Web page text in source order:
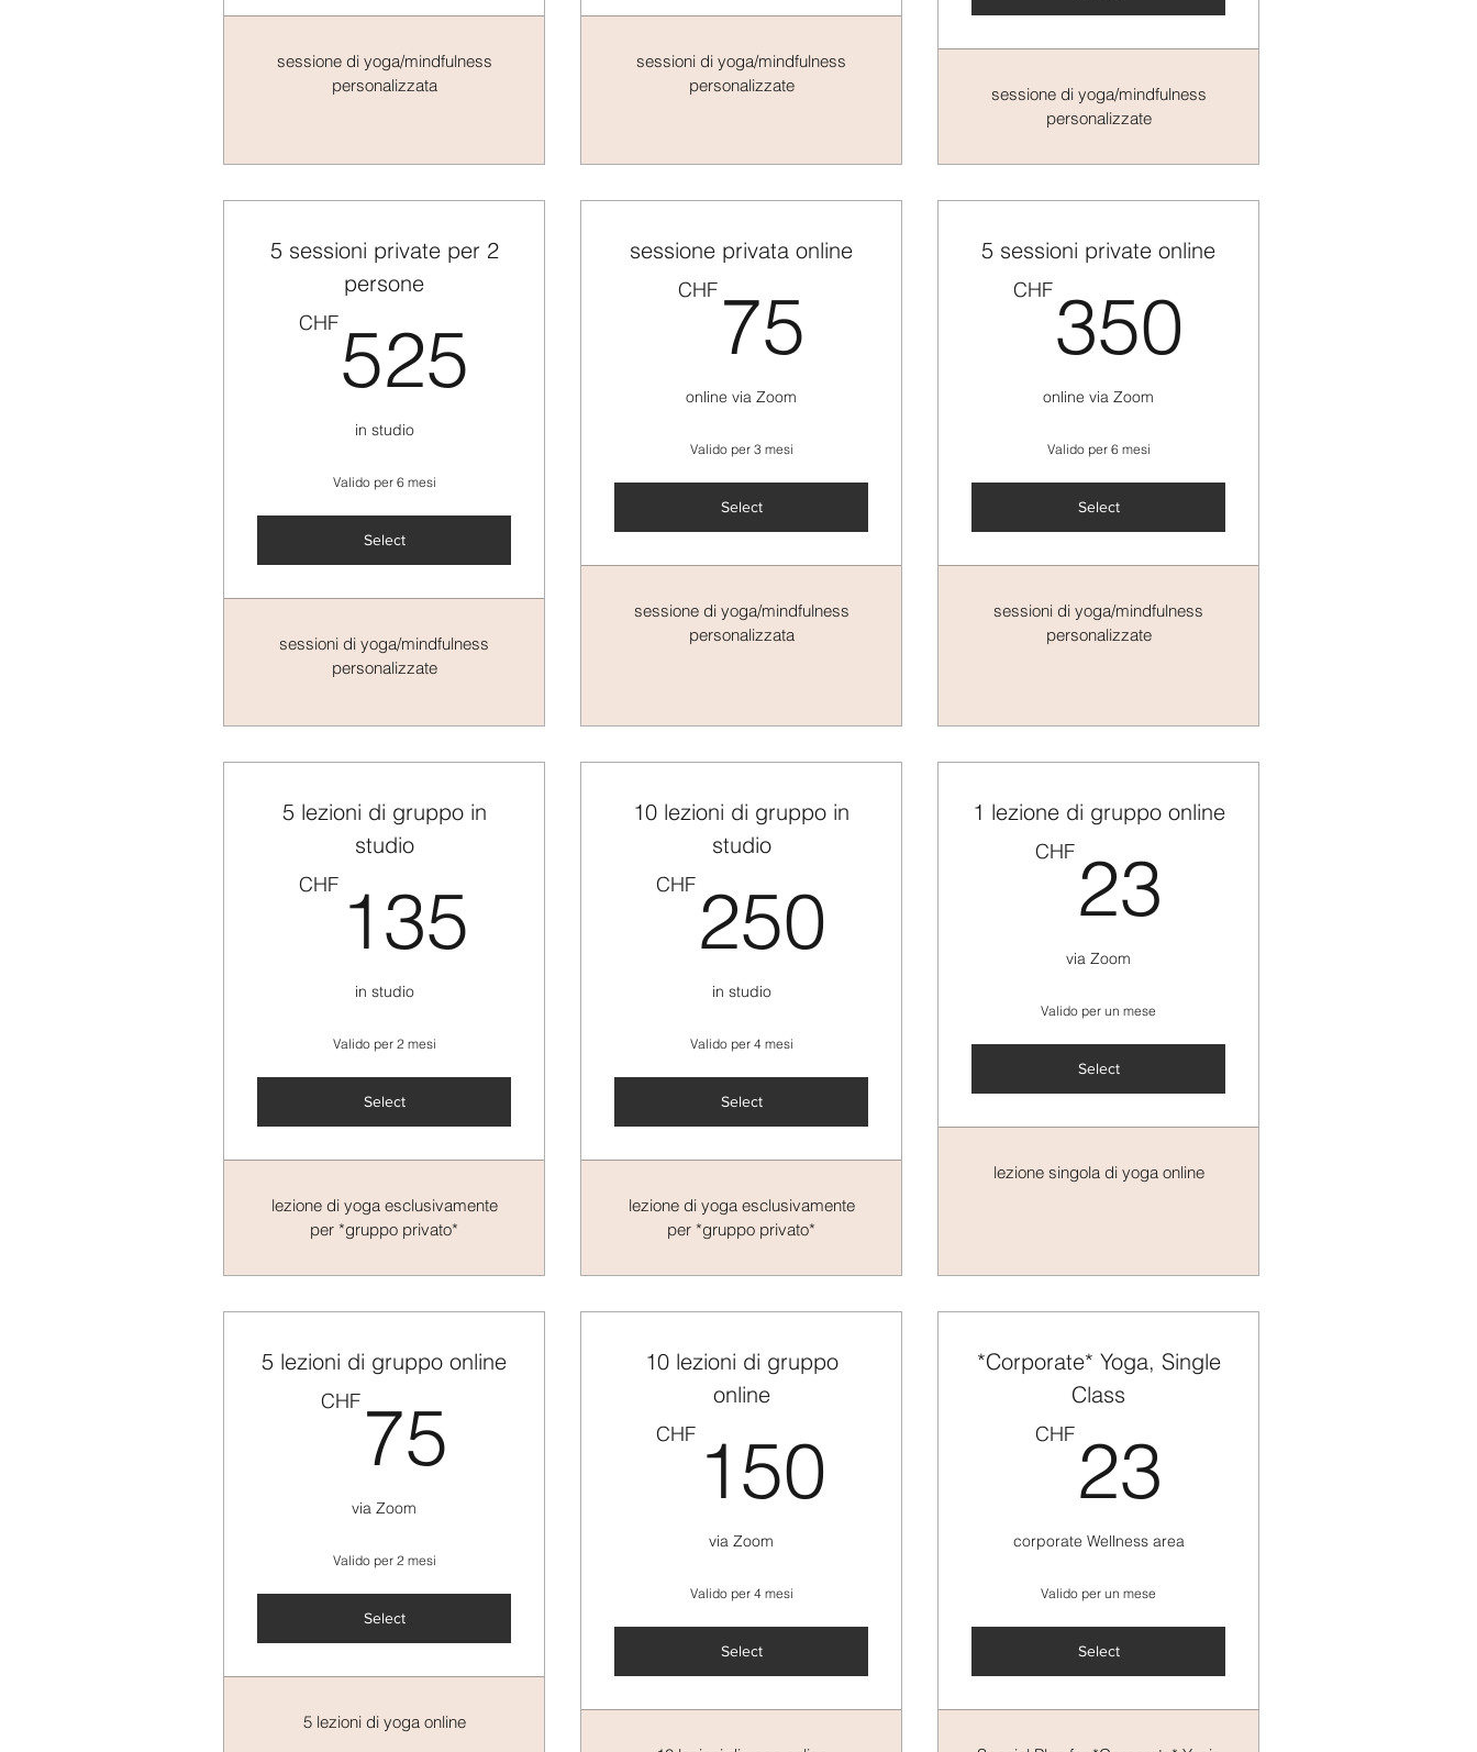
sessione di yoga/mindfulness
personalizzata
sessioni di yoga/mindfulness
personalizzate
sessione di yoga/mindfulness
personalizzate
5 sessioni private per 2
persone
CHF525 525CHF
in studio
Valido per 6 mesi
Select
sessioni di yoga/mindfulness
personalizzate
sessione privata online
CHF 75 75CHF
online via Zoom
Valido per 3 mesi
Select
sessione di yoga/mindfulness
personalizzata
5 sessioni private online
CHF350
online via Zoom
Valido per 6 mesi
Select
sessioni di yoga/mindfulness
personalizzate
5 lezioni di gruppo in
studio
CHF 135 135CHF
in studio
Valido per 2 mesi
Select
lezione di yoga esclusivamente
per *gruppo privato*
10 lezioni di gruppo in
studio
CHF 250 250CHF
in studio
Valido per 4 mesi
Select
lezione di yoga esclusivamente
per *gruppo privato*
1 lezione di gruppo online
CHF 23
via Zoom
Valido per un mese
Select
lezione singola di yoga online
5 lezioni di gruppo online
CHF 75 75CHF
via Zoom
Valido per 2 mesi
Select
5 lezioni di yoga online
10 lezioni di gruppo
online
CHF 150 150CHF
via Zoom
Valido per 4 mesi
Select
*Corporate* Yoga, Single
Class
CHF 23
corporate Wellness area
Valido per un mese
Select